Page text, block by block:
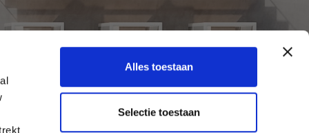
Alles toestaan
Selectie toestaan